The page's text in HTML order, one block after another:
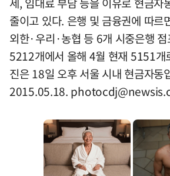
줄이고 있다. 은행 및 금융권에 따르
외한·우리·농협 등 6개 시중은행
5212개에서 올해 4월 현재 5151개
진은 18일 오후 서울 시내 현금자동
2015.05.18.